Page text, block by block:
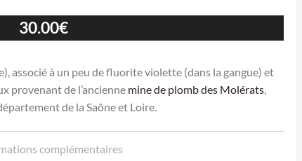
30.00€
associé à un peu de fluorite violette (dans la gangue) et
provenant de l’ancienne mine de plomb des Molérats
de la Saône et Loire.
complémentaires